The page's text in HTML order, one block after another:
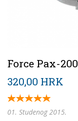
Force Pax-200
320,00 HRK
01. Studenog 2015.